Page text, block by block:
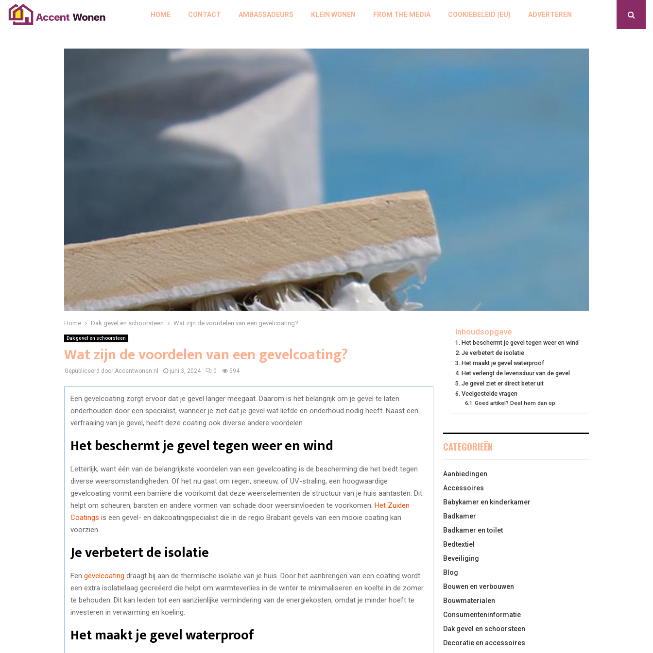
HOME CONTACT AMBASSADEURS KLEIN WONEN FROM THE MEDIA COOKIEBELEID (EU) ADVERTEREN
Home Dak gevel en schoorsteen Wat zijn de voordelen van een gevelcoating?
Dak gevel en schoorsteen
Wat zijn de voordelen van een gevelcoating?
Gepubliceerd door Accentwonen.nl juni 3, 2024 0 594
Een gevelcoating zorgt ervoor dat je gevel langer meegaat. Daarom is het belangrijk om je gevel te laten
onderhouden door een specialist, wanneer je ziet dat je gevel wat liefde en onderhoud nodig heeft. Naast een
verfraaiing van je gevel, heeft deze coating ook diverse andere voordelen.
Het beschermt je gevel tegen weer en wind
Letterlijk, want één van de belangrijkste voordelen van een gevelcoating is de bescherming die het biedt tegen
diverse weersomstandigheden. Of het nu gaat om regen, sneeuw, of UV-straling, een hoogwaardige
gevelcoating vormt een barrière die voorkomt dat deze weerselementen de structuur van je huis aantasten. Dit
helpt om scheuren, barsten en andere vormen van schade door weersinvloeden te voorkomen. Het Zuiden
Coatings is een gevel- en dakcoatingspecialist die in de regio Brabant gevels van een mooie coating kan
voorzien.
Je verbetert de isolatie
Een gevelcoating draagt bij aan de thermische isolatie van je huis. Door het aanbrengen van een coating wordt
een extra isolatielaag gecreëerd die helpt om warmteverlies in de winter te minimaliseren en koelte in de zomer
te behouden. Dit kan leiden tot een aanzienlijke vermindering van de energiekosten, omdat je minder hoeft te
investeren in verwarming en koeling.
Het maakt je gevel waterproof
Inhoudsopgave
Het beschermt je gevel tegen weer en wind
Je verbetert de isolatie
Het maakt je gevel waterproof
Het verlengt de levensduur van de gevel
Je gevel ziet er direct beter uit
Veelgestelde vragen
Goed artikel? Deel hem dan op:
CATEGORIEËN
Aanbiedingen
Accessoires
Babykamer en kinderkamer
Badkamer
Badkamer en toilet
Bedtextiel
Beveiliging
Blog
Bouwen en verbouwen
Bouwmaterialen
Consumenteninformatie
Dak gevel en schoorsteen
Decoratie en accessoires